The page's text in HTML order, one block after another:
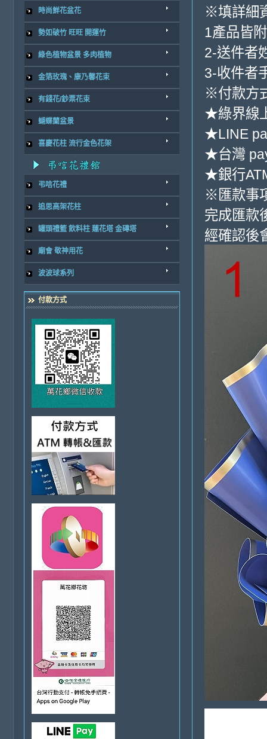
時尚鮮花盆花
勢如破竹 旺旺 開運竹
綠色植物盆景 多肉植物
金箔玫瑰、康乃馨花束
有錢花/鈔票花束
蝴蝶蘭盆景
喜慶花柱 流行金色花架
弔唁花禮
追思高架花柱
罐頭禮籃 飲料柱 蓮花塔 金磚塔
廟會 敬神用花
波波球系列
付款方式
※填詳細
1產品皆
2-送件者
3-收件者
※付款方
★綠界線
★LINE
★台灣
★銀行
※匯款事
完成匯款
經確認後